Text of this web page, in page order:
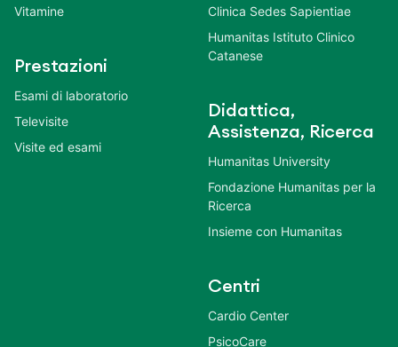
Vitamine
Prestazioni
Esami di laboratorio
Televisite
Visite ed esami
Clinica Sedes Sapientiae
Humanitas Istituto Clinico
Catanese
Didattica,
Assistenza, Ricerca
Humanitas University
Fondazione Humanitas per la
Ricerca
Insieme con Humanitas
Centri
Cardio Center
PsicoCare